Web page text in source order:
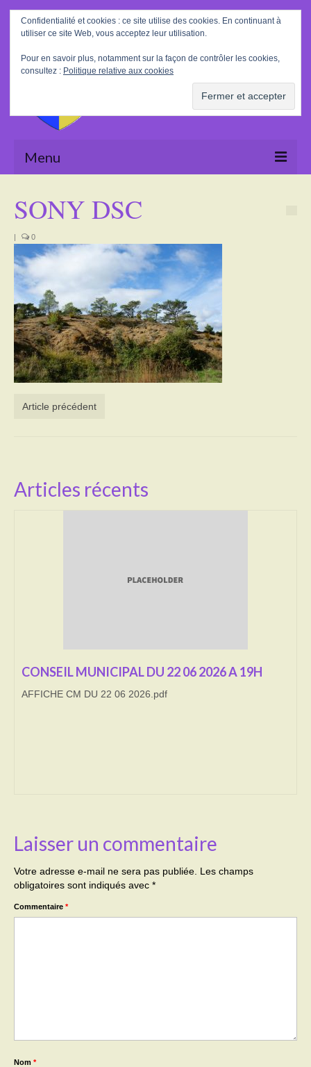
Rechercher
:
Menu
La Mairie
Le village
Tourisme
Actualités
Activités
Poésie
CONSEILLER NUMERIQUE
Cimetière
SONY DSC
| 0
Article précédent
Articles récents
CONSEIL MUNICIPAL DU 22 06 2026 A 19H
AFFICHE CM DU 22 06 2026.pdf
Laisser un commentaire
Votre adresse e-mail ne sera pas publiée. Les champs
obligatoires sont indiqués avec *
Commentaire *
Nom *
Confidentialité et cookies : ce site utilise des cookies. En continuant à
utiliser ce site Web, vous acceptez leur utilisation.
Pour en savoir plus, notamment sur la façon de contrôler les cookies,
consultez : Politique relative aux cookies